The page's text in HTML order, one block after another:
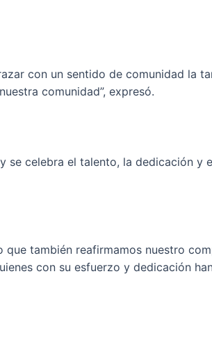
con un sentido de comunidad la
comunidad”, expresó.
se celebra el talento, la dedicación y
que también reafirmamos nuestro
con su esfuerzo y dedicación